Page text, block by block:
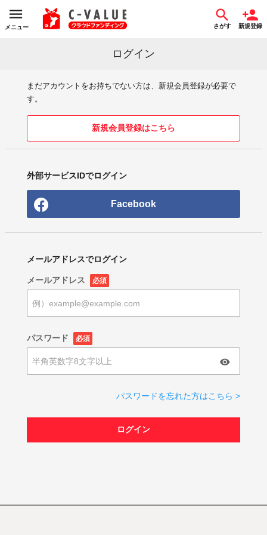
メニュー さがす 新規登録
ログイン
まだアカウントをお持ちでない方は、新規会員登録が必要で
す。
新規会員登録はこちら
外部サービスIDでログイン
Facebook
メールアドレスでログイン
メールアドレス 必須
パスワード 必須
パスワードを忘れた方はこちら >
ログイン